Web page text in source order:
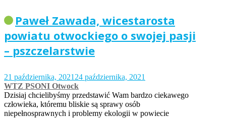
Paweł Zawada, wicestarosta
powiatu otwockiego o swojej pasji
– pszczelarstwie
21 października, 2021 24 października, 2021
WTZ PSONI Otwock
Dzisiaj chcielibyśmy przedstawić Wam bardzo ciekawego
człowieka, któremu bliskie są sprawy osób
niepełnosprawnych i problemy ekologii w powiecie